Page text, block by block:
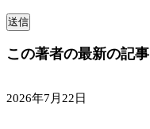
この著者の最新の記事
2026年7月22日